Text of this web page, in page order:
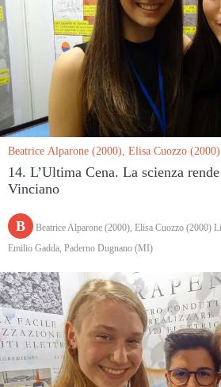
Beatrice Alparone (2000), Elisa Cuozzo
14. L’Ultima Cena. La scienza
Vinciano
B
Beatrice Alparone (2000), Elisa Cuozzo (2000)
Emilio Gadda, Paderno Dugnano (MI)